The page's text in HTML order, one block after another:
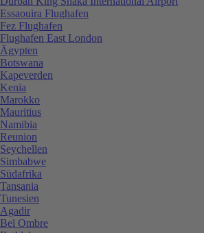
Essaouira Flughafen
Fez Flughafen
Flughafen East London
Ägypten
Botswana
Kapeverden
Kenia
Marokko
Mauritius
Namibia
Reunion
Seychellen
Simbabwe
Südafrika
Tansania
Tunesien
Agadir
Bel Ombre